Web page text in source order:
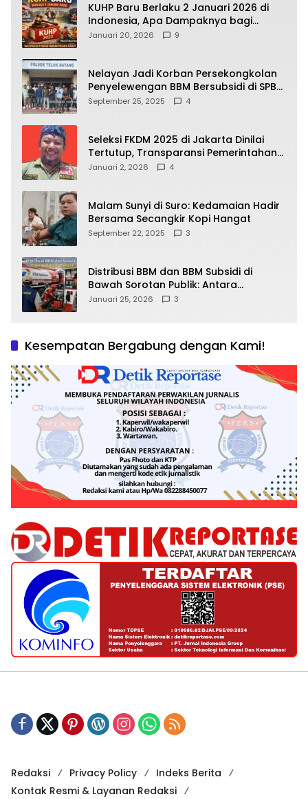
KUHP Baru Berlaku 2 Januari 2026 di
Indonesia, Apa Dampaknya bagi
Kehidupan Warga? Ini Aturan Kunci
Januari 20, 2026 9
Nelayan Jadi Korban Persekongkolan
Penyelewengan BBM Bersubsidi di SPBU
64.78809 Teluk Batang
September 25, 2025 4
Seleksi FKDM 2025 di Jakarta Dinilai
Tertutup, Transparansi Pemerintahan
Pramono–Rano Dipertanyakan
Januari 2, 2026 4
Malam Sunyi di Suro: Kedamaian Hadir
Bersama Secangkir Kopi Hangat
September 22, 2025 3
Distribusi BBM dan BBM Subsidi di
Bawah Sorotan Publik: Antara
Kepentingan Negara, Hak Konsumen,
Januari 25, 2026 3
Kesempatan Bergabung dengan Kami!
Redaksi Privacy Policy
Indeks Berita
Kontak Resmi & Layanan Redaksi